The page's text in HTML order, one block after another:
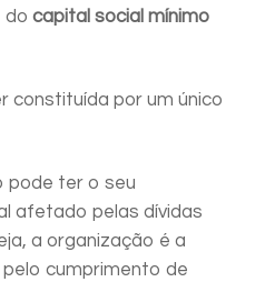
do capital social mínimo
constituída por um único
pode ter o seu
afetado pelas dívidas
a organização é a
cumprimento de